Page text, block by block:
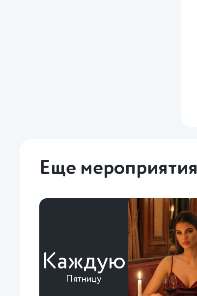
Еще мероприятия
Каждую
Пятницу